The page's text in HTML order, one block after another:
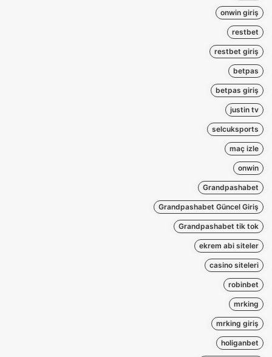
onwin giriş
restbet
restbet giriş
betpas
betpas giriş
justin tv
selcuksports
maç izle
onwin
Grandpashabet
Grandpashabet Güncel Giriş
Grandpashabet tik tok
ekrem abi siteler
casino siteleri
robinbet
mrking
mrking giriş
holiganbet